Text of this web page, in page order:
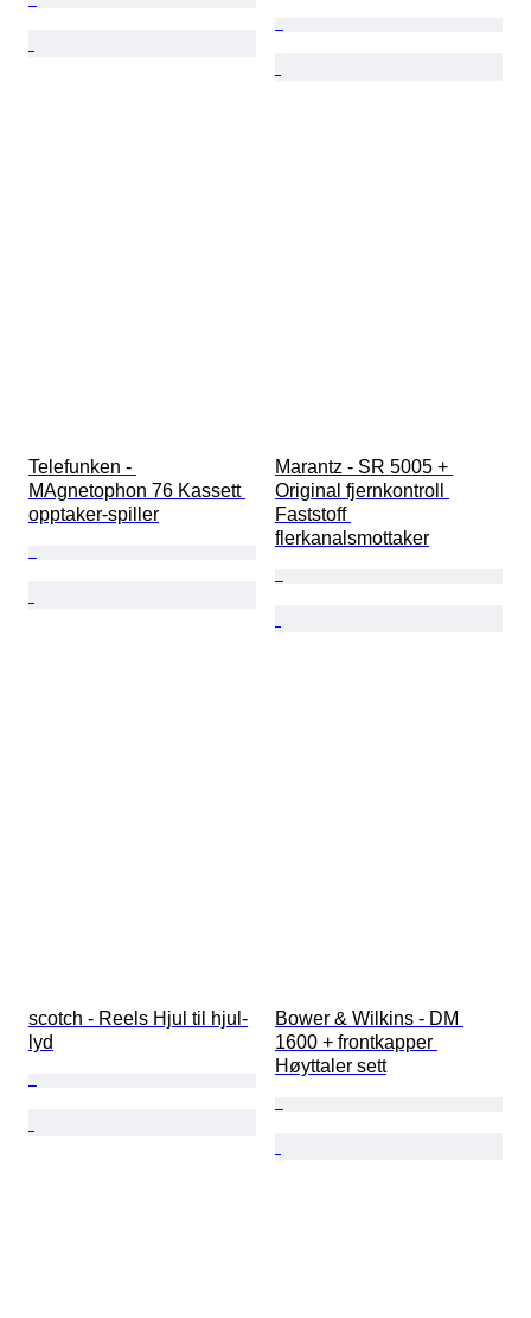
Telefunken -
MAgnetophon 76 Kassett
opptaker-spiller
Marantz - SR 5005 +
Original fjernkontroll
Faststoff
flerkanalsmottaker
scotch - Reels Hjul til hjul-
lyd
Bower & Wilkins - DM
1600 + frontkapper
Høyttaler sett